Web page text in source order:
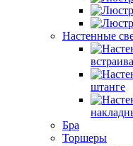
Настенные
штанге
Бра
Торшеры